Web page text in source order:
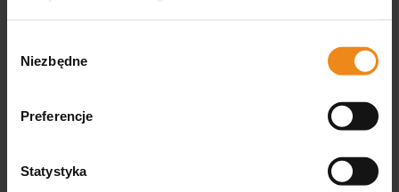
zgody
Niezbędne
Preferencje
Statystyka